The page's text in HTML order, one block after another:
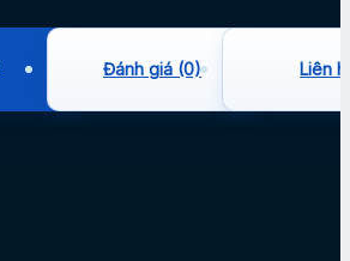
Đánh giá (0) Liên